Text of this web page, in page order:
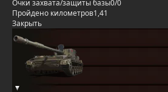
Очки захвата/защиты базы0/0
Пройдено километров1,41
Закрыть